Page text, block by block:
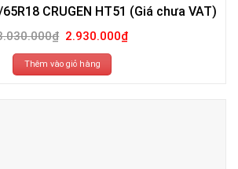
CRUGEN HT51 (Giá chưa VAT)
₫ Giá
gốc
là:
3.030.000₫.
2.930.000₫Giá
hiện
Thêm vào giỏ hàng